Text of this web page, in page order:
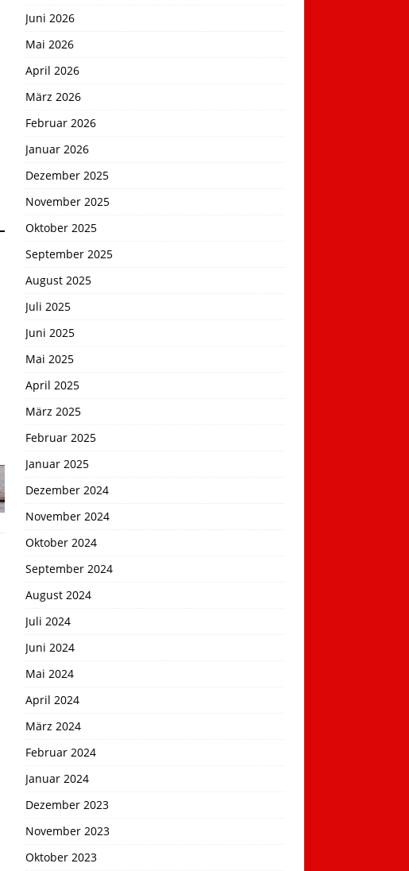
Juni 2026
Mai 2026
April 2026
März 2026
Februar 2026
Januar 2026
Dezember 2025
November 2025
Oktober 2025
September 2025
August 2025
Juli 2025
Juni 2025
Mai 2025
April 2025
März 2025
Februar 2025
Januar 2025
Dezember 2024
November 2024
Oktober 2024
September 2024
August 2024
Juli 2024
Juni 2024
Mai 2024
April 2024
März 2024
Februar 2024
Januar 2024
Dezember 2023
November 2023
Oktober 2023